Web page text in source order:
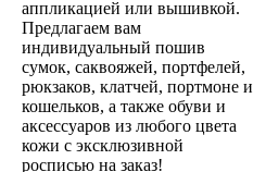
аппликацией или вышивкой.
Предлагаем вам
индивидуальный пошив
сумок, саквояжей, портфелей,
рюкзаков, клатчей, портмоне и
кошельков, а также обуви и
аксессуаров из любого цвета
кожи с эксклюзивной
росписью на заказ!